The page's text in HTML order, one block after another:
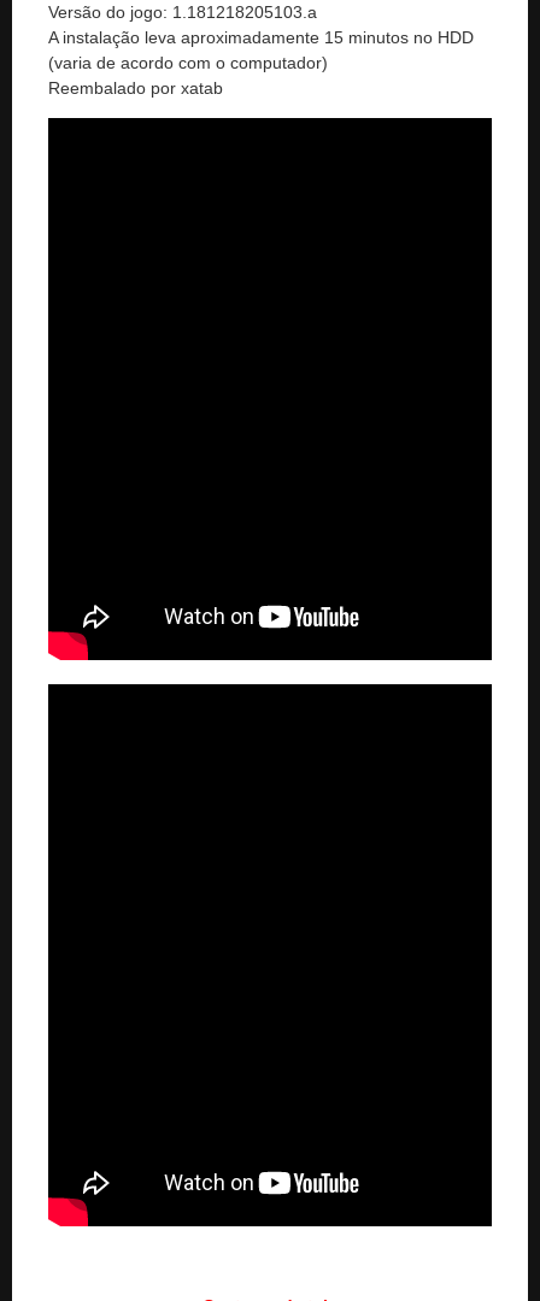
Versão do jogo: 1.181218205103.a
A instalação leva aproximadamente 15 minutos no HDD
(varia de acordo com o computador)
Reembalado por xatab